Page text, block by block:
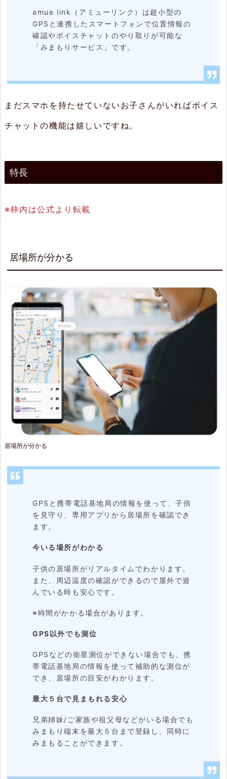
2.
所
が
2.
で
な
が
る
2.
3.
出
発、
到
着
を
お
ら
せ
行
動
辺
温
わ
か
2.
amue link（アミューリンク）は超小型の
GPSと連携したスマートフォンで位置情報の
確認やボイスチャットのやり取りが可能な
「みまもりサービス」です。
まだスマホを持たせていないお子さんがいればボイス
チャットの機能は嬉しいですね。
特長
※枠内は公式より転載
居場所が分かる
居場所が分かる
GPSと携帯電話基地局の情報を使って、子供
を見守り、専用アプリから居場所を確認でき
ます。
今いる場所がわかる
子供の居場所がリアルタイムでわかります。
また、周辺温度の確認ができるので屋外で遊
んでいる時も安心です。
※時間がかかる場合があります。
GPS以外でも測位
GPSなどの衛星測位ができない場合でも、携
帯電話基地局の情報を使って補助的な測位が
でき、居場所の目安がわかります。
最大５台で見まもれる安心
兄弟姉妹/ご家族や祖父母などがいる場合でも
みまもり端末を最大５台まで登録し、同時に
みまもることができます。